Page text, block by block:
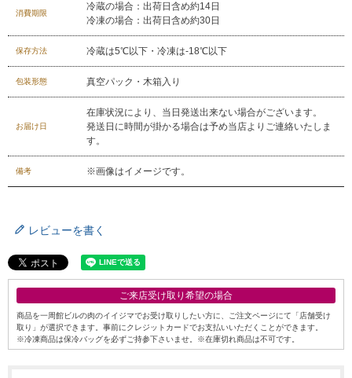
お問合せフォーム
消費期限
冷蔵の場合：出荷日含め約14日
冷凍の場合：出荷日含め約30日
保存方法 冷蔵は5℃以下・冷凍は-18℃以下
包装形態 真空パック・木箱入り
お届け日
在庫状況により、当日発送出来ない場合がございます。
発送日に時間が掛かる場合は予め当店よりご連絡いたしま
す。
備考 ※画像はイメージです。
レビューを書く
ご来店受け取り希望の場合
商品を一周館ビルの肉のイイジマでお受け取りしたい方に、ご注文ページにて「店舗受け
取り」が選択できます。事前にクレジットカードでお支払いいただくことができます。
※冷凍商品は保冷バッグを必ずご持参下さいませ。※在庫切れ商品は不可です。